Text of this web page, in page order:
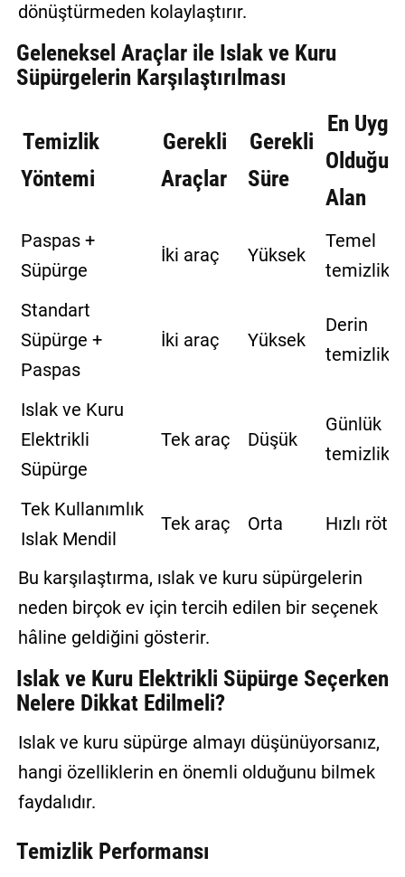
dönüştürmeden kolaylaştırır.
Geleneksel Araçlar ile Islak ve Kuru
Süpürgelerin Karşılaştırılması
Temizlik
Yöntemi
Gerekli
Araçlar
Gerekli
Süre
En
Olduğu
Alan
Paspas +
Süpürge
İki araç Yüksek
Temel
temizlik
Standart
Süpürge +
Paspas
İki araç Yüksek
Derin
temizlik
Islak ve Kuru
Elektrikli
Süpürge
Tek araç Düşük
Günlük
temizlik
Tek Kullanımlık
Islak Mendil
Tek araç Orta Hızlı
Bu karşılaştırma, ıslak ve kuru süpürgelerin
neden birçok ev için tercih edilen bir seçenek
hâline geldiğini gösterir.
Islak ve Kuru Elektrikli Süpürge Seçerken
Nelere Dikkat Edilmeli?
Islak ve kuru süpürge almayı düşünüyorsanız,
hangi özelliklerin en önemli olduğunu bilmek
faydalıdır.
Temizlik Performansı